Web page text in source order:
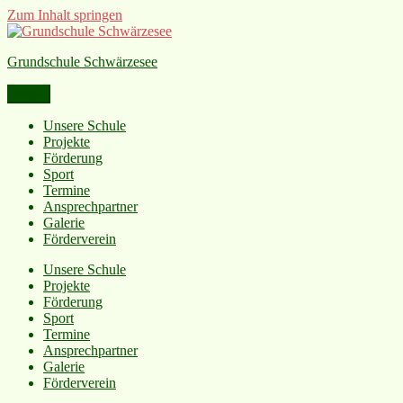
Zum Inhalt springen
Grundschule Schwärzesee
Unsere Schule
Projekte
Förderung
Sport
Termine
Ansprechpartner
Galerie
Förderverein
Unsere Schule
Projekte
Förderung
Sport
Termine
Ansprechpartner
Galerie
Förderverein